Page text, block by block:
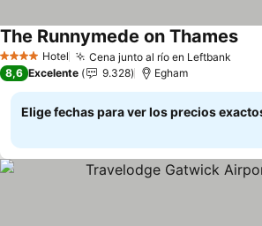
4 EstrellasHotel Cena junto al río en Leftbank
The Runnymede on ThamesVer
8,6 Excelente 9.328 Egham
Elige fechas para ver los precios